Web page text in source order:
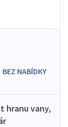
BEZ NABÍDKY
hranu vany,